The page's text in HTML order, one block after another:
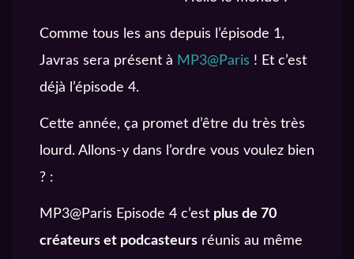
Comme tous les ans depuis l’épisode 1,
Javras sera présent à MP3@Paris ! Et c’est
déjà l’épisode 4.
Cette année, ça promet d’être du très très
lourd. Allons-y dans l’ordre vous voulez bien
? :
MP3@Paris Episode 4 c’est plus de 70
créateurs et podcasteurs réunis au même